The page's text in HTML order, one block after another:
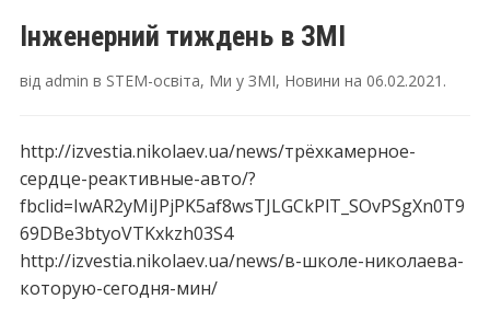
Інженерний тиждень в ЗМІ
від admin в STEM-освіта, Ми у ЗМІ, Новини на 06.02.2021 .
http://izvestia.nikolaev.ua/news/трёхкамерное-
сердце-реактивные-авто/?
fbclid=IwAR2yMiJPjPK5af8wsTJLGCkPlT_SOvPSgXn0T9
69DBe3btyoVTKxkzh03S4
http://izvestia.nikolaev.ua/news/в-школе-николаева-
которую-сегодня-мин/